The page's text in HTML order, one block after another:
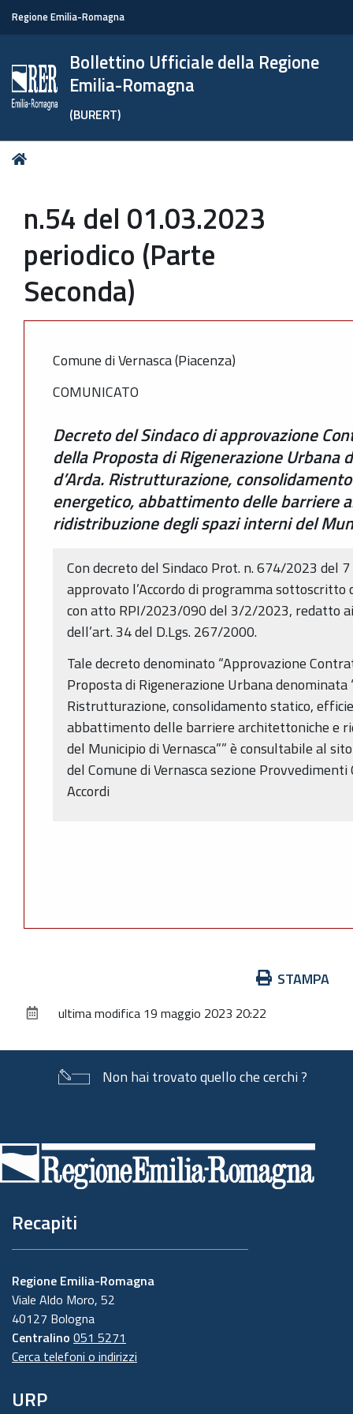
Regione Emilia-Romagna
Bollettino Ufficiale della Regione
Emilia-Romagna
(BURERT)
Tu
n.54 del 01.03.2023
periodico (Parte
Seconda)
Comune di Vernasca (Piacenza)
COMUNICATO
Decreto del Sindaco di approvazione
della Proposta di Rigenerazione Urbana
d’Arda. Ristrutturazione,
energetico, abbattimento delle barriere
ridistribuzione degli spazi interni del
Con decreto del Sindaco Prot. n. 674/2023 del
approvato l’Accordo di programma sottoscritto
con atto RPI/2023/090 del 3/2/2023, redatto
dell’art. 34 del D.Lgs. 267/2000.
Tale decreto denominato “Approvazione
Proposta di Rigenerazione Urbana denominata
Ristrutturazione, consolidamento statico,
abbattimento delle barriere architettoniche e
del Municipio di Vernasca”” è consultabile al
del Comune di Vernasca sezione
Accordi
documento
STAMPA
ultima modifica 19 maggio 2023 20:22
Non hai trovato quello che cerchi ?
di
pagina
Recapiti
Regione Emilia-Romagna
Viale Aldo Moro, 52
40127 Bologna
Centralino 051 5271
Cerca telefoni o indirizzi
URP